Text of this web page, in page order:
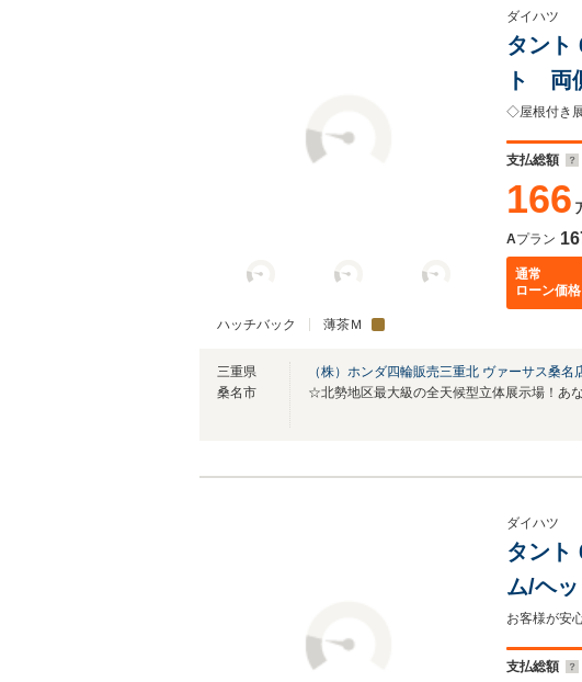
ハッチバック 薄茶Ｍ
ダイハツ
タント
ト 両
車 ス
AW ス
支払総額
166
Aプラン
通常
ローン価格
三重県
桑名市
（株）ホンダ四輪販売三重北 ヴァーサス桑名
ダイハツ
タント
ム/ヘ
ンドウ
支払総額